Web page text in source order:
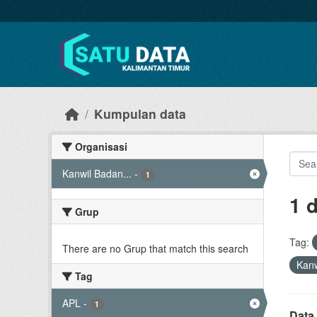
Kumpulan data
Organisasi
Kanwil Badan... - 1
Grup
There are no Grup that match this search
Tag
APL - 1
1
Tag: